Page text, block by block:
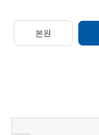
본원